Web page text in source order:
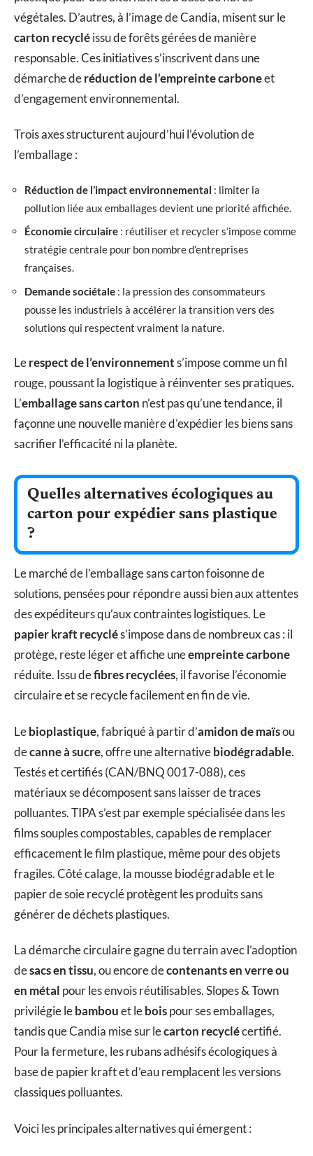
végétales. D’autres, à l’image de Candia, misent sur le
carton recycléissu de forêts gérées de manière
responsable. Ces initiatives s’inscrivent dans une
démarche deréduction de l’empreinte carboneet
d’engagement environnemental.
Trois axes structurent aujourd’hui l’évolution de
l’emballage :
Réduction de l’impact environnemental : limiter la
pollution liée aux emballages devient une priorité affichée.
Économie circulaire : réutiliser et recycler s’impose comme
stratégie centrale pour bon nombre d’entreprises
françaises.
Demande sociétale : la pression des consommateurs
pousse les industriels à accélérer la transition vers des
solutions qui respectent vraiment la nature.
Lerespect de l’environnements’impose comme un fil
rouge, poussant la logistique à réinventer ses pratiques.
L’emballage sans carton n’est pas qu’une tendance, il
façonne une nouvelle manière d’expédier les biens sans
sacrifier l’efficacité ni la planète.
Quelles alternatives écologiques au
carton pour expédier sans plastique
?
Le marché de l’emballage sans carton foisonne de
solutions, pensées pour répondre aussi bien aux attentes
des expéditeurs qu’aux contraintes logistiques. Le
papier kraft recyclés’impose dans de nombreux cas : il
protège, reste léger et affiche uneempreinte carbone
réduite. Issu defibres recyclées, il favorise l’économie
circulaire et se recycle facilement en fin de vie.
Lebioplastique, fabriqué à partir d’amidon de maïsou
decanne à sucre, offre une alternativebiodégradable.
Testés et certifiés (CAN/BNQ 0017-088), ces
matériaux se décomposent sans laisser de traces
polluantes. TIPA s’est par exemple spécialisée dans les
films souples compostables, capables de remplacer
efficacement le film plastique, même pour des objets
fragiles. Côté calage, la mousse biodégradable et le
papier de soie recyclé protègent les produits sans
générer de déchets plastiques.
La démarche circulaire gagne du terrain avec l’adoption
desacs en tissu, ou encore decontenants en verre ou
en métal pour les envois réutilisables. Slopes & Town
privilégie lebambouet leboispour ses emballages,
tandis que Candia mise sur lecarton recyclécertifié.
Pour la fermeture, les rubans adhésifs écologiques à
base de papier kraft et d’eau remplacent les versions
classiques polluantes.
Voici les principales alternatives qui émergent :